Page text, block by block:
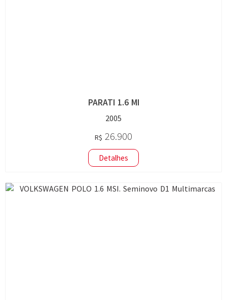
PARATI 1.6 MI
2005
R$ 26.900
Detalhes